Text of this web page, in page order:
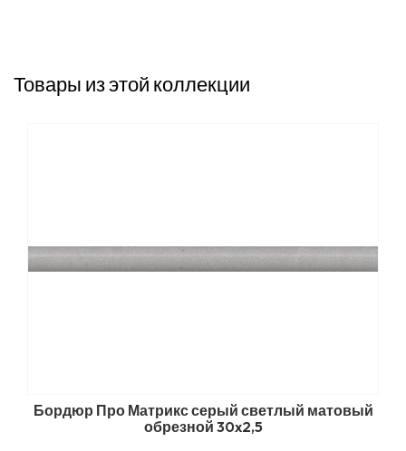
Товары из этой коллекции
Бордюр Про Матрикс серый светлый матовый
обрезной 30x2,5